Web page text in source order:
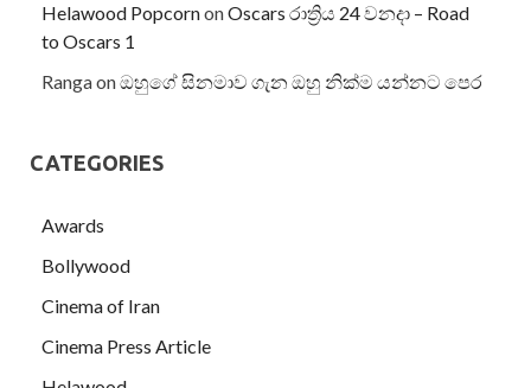
Helawood PopcornonOscars රාත්‍රිය 24 වනදා – Road
to Oscars 1
Rangaonඔහුගේ සිනමාව ගැන ඔහු නික්ම යන්නට පෙර
CATEGORIES
Awards
Bollywood
Cinema of Iran
Cinema Press Article